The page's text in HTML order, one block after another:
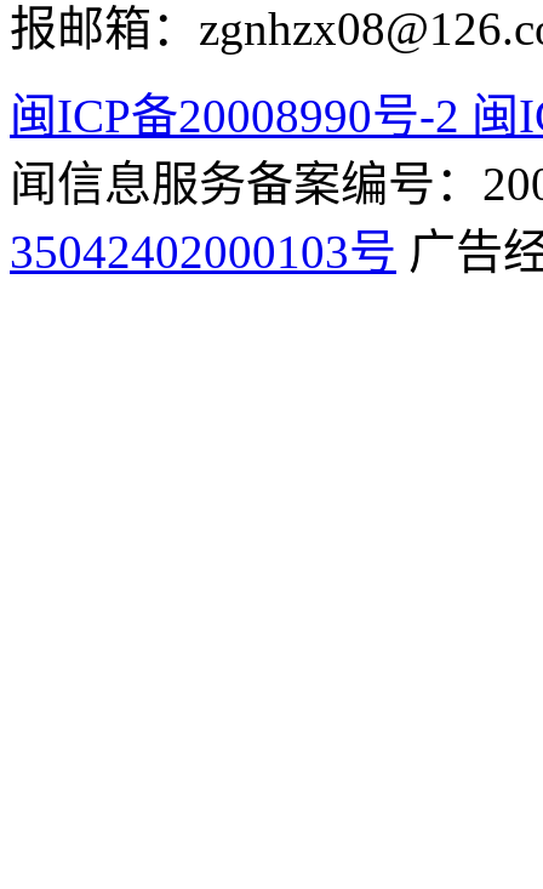
报邮箱：
闽ICP备20008990号-2 闽
闻信息服务备案编号：
35042402000103号 广告